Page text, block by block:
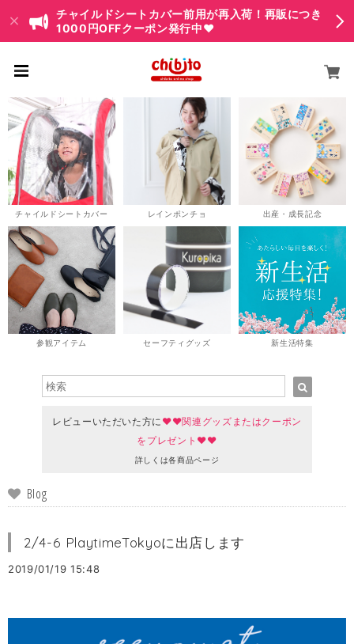
チャイルドシートカバー前用が再入荷！再販につき
1000円OFFクーポン発行中♥
チャイルドシートカバー レインポンチョ 出産・成長記念
参観アイテム セーフティグッズ 新生活特集
レビューいただいた方に ♥♥関連グッズまたはクーポン
をプレゼント♥♥
詳しくは各商品ページ
Blog
2/4-6 PlaytimeTokyoに出店します
2019/01/19 15:48